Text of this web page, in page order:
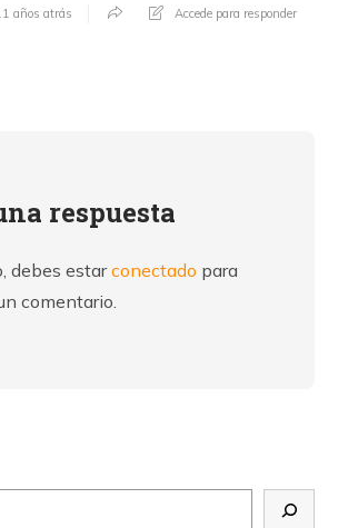
años atrás Accede para responder
respuesta
debes estarconectado para
comentario.